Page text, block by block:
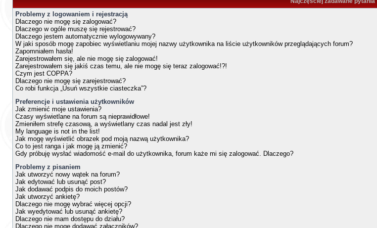
Problemy z logowaniem i rejestracją
Dlaczego nie mogę się zalogować?
Dlaczego w ogóle muszę się rejestrować?
Dlaczego jestem automatycznie wylogowywany?
W jaki sposób mogę zapobiec wyświetlaniu mojej nazwy użytkownika na liście użytkowników przeglądających forum?
Zapomniałem hasła!
Zarejestrowałem się, ale nie mogę się zalogować!
Zarejestrowałem się jakiś czas temu, ale nie mogę się teraz zalogować!?!
Czym jest COPPA?
Dlaczego nie mogę się zarejestrować?
Co robi funkcja „Usuń wszystkie ciasteczka”?
Preferencje i ustawienia użytkowników
Jak zmienić moje ustawienia?
Czasy wyświetlane na forum są nieprawidłowe!
Zmieniłem strefę czasową, a wyświetlany czas nadal jest zły!
My language is not in the list!
Jak mogę wyświetlić obrazek pod moją nazwą użytkownika?
Co to jest ranga i jak mogę ją zmienić?
Gdy próbuję wysłać wiadomość e-mail do użytkownika, forum każe mi się zalogować. Dlaczego?
Problemy z pisaniem
Jak utworzyć nowy wątek na forum?
Jak edytować lub usunąć post?
Jak dodawać podpis do moich postów?
Jak utworzyć ankietę?
Dlaczego nie mogę wybrać więcej opcji?
Jak wyedytować lub usunąć ankietę?
Dlaczego nie mam dostępu do działu?
Dlaczego nie mogę dodawać załączników?